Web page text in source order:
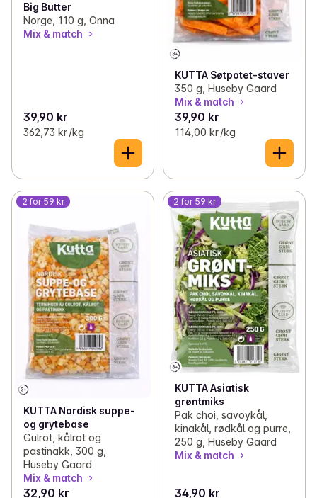
✓ Faste kupp: Pasta
Big Butter
Norge, 110 g, Onna
Mix & match
39,90 kr
362,73 kr /kg
KUTTA Søtpotet-staver
350 g, Huseby Gaard
Mix & match
39,90 kr
114,00 kr /kg
2 for 59 kr
KUTTA Nordisk suppe-
og grytebase
Gulrot, kålrot og
pastinakk, 300 g,
Huseby Gaard
Mix & match
32,90 kr
2 for 59 kr
KUTTA Asiatisk
grøntmiks
Pak choi, savoykål,
kinakål, rødkål og purre,
250 g, Huseby Gaard
Mix & match
34,90 kr